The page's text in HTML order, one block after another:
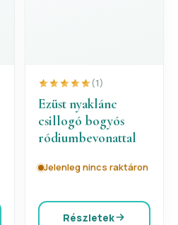
(1)
Ezüst nyaklánc
csillogó bogyós
ródiumbevonattal
Jelenleg nincs raktáron
Részletek